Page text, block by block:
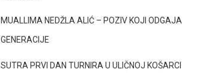
MUALLIMA NEDŽLA ALIĆ – POZIV KOJI ODGAJA
GENERACIJE
SUTRA PRVI DAN TURNIRA U ULIČNOJ KOŠARCI